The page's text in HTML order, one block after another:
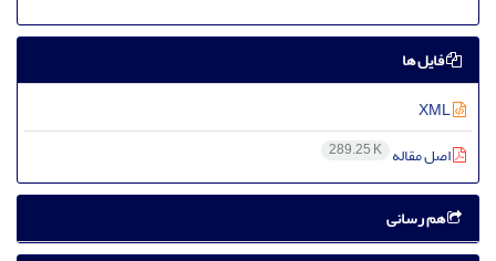
فایل ها
اصل مقاله 289.25 K
هم رسانی